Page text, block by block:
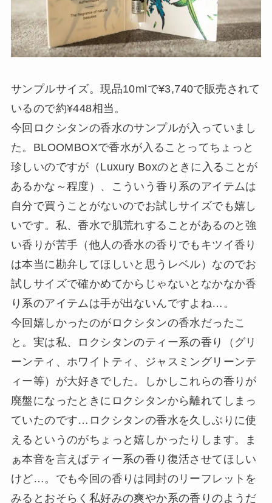
サンプルサイズ。現品10mlで¥3,740で販売されて
いるので約¥448相当。
今回ロクシタンの香水のサンプルが入っていまし
た。BLOOMBOXで香水が入ることってちょっと
珍しいのですが（Luxury Boxのときに入ることが
あるかな～程度）、こういう香り系のアイテムは
自分で買うことがないのでお試しサイズでも嬉し
いです。私、香水で肌荒れすることがあるのと強
い香りが苦手（他人の香水の香りでもキツイ香り
は本当に勘弁してほしいと思うレベル）なのでお
試しサイズで確かめてからじゃないとなかなか香
り系のアイテムは手が出ないんですよね…。
今回嬉しかったのがロクシタンの香水だったこ
と。実は私、ロクシタンのティー系の香り（グリ
ーンティ、ホワイトティ、ジャスミングリーンテ
ィー等）が大好きでした。しかしこれらの香りが
廃盤になったときにロクシタンから離れてしまっ
ていたのです…ロクシタンの香水を久しぶりに使
えるというのがちょっと嬉しかったりします。ま
ぁ本音を言えばティー系の香り復活させてほしい
けど…。でも今回の香りは同封のリーフレットを
みるとおそらく私好みの爽やか系の香りのようだ